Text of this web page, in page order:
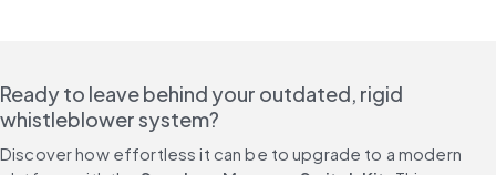
Ready to leave behind your outdated, rigid
whistleblower system?
Discover how effortless it can be to upgrade to a modern